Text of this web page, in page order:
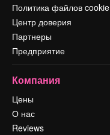
Политика файлов cookie
Центр доверия
Партнеры
Предприятие
Компания
Цены
О нас
Reviews